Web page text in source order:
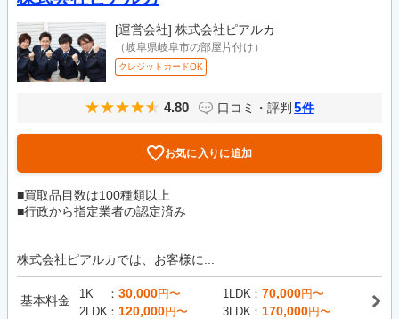
[運営会社] 株式会社ピアルカ
（岐阜県岐阜市の部屋片付け）
クレジットカードOK
4.80 口コミ・評判 5件
お気に入りに追加
■買取品目数は100種類以上
■行政から指定業者の認定済み
株式会社ピアルカでは、お客様に...
基本料金 1K 30,000円〜 1LDK 70,000円〜
2LDK
120,000円〜 3LDK 170,000円〜